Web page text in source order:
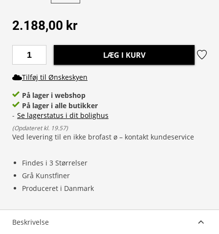
Findes i 3 Størrelser
Grå Kunstfiner
Produceret i Danmark
2.188,00 kr
LÆG I KURV
Tilføj til Ønskeskyen
På lager i webshop
På lager i alle butikker
- Se lagerstatus i dit bolighus
(Opdateret kl. 19.57)
Ved levering til en ikke brofast ø – kontakt kundeservice
Beskrivelse